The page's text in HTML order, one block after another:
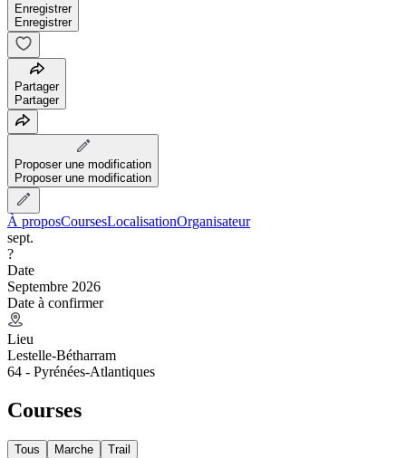
Enregistrer
Enregistrer
Partager
Partager
Proposer une modification
Proposer une modification
À proposCoursesLocalisationOrganisateur
sept.
?
Date
Septembre 2026
Date à confirmer
Lieu
Lestelle-Bétharram
64 - Pyrénées-Atlantiques
Courses
Tous Marche Trail